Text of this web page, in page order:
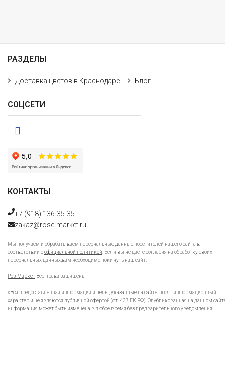
КОНТАКТЫ
+7 (918) 136-35-35
zakaz@rose-market.ru
Мы получаем и обрабатываем персональные данные посетителей нашего сайта в
соответствии софициальной политикой . Если вы не даете согласия на обработку своих
персональных данных,вам необходимо покинуть наш сайт.
Роз-Маркет Все права защищены
«Вся предоставленная информация и цены, указанные на сайте, носят информационный
характер и не являются публичной офертой (ст. 437 ГК РФ). Опубликованная на данном
информация может быть изменена в любое время без предварительного уведомления.
РАЗДЕЛЫ
Доставка цветов в Краснодаре Блог
СОЦСЕТИ